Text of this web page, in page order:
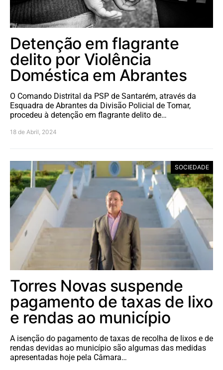
Detenção em flagrante
delito por Violência
Doméstica em Abrantes
O Comando Distrital da PSP de Santarém, através da
Esquadra de Abrantes da Divisão Policial de Tomar,
procedeu à detenção em flagrante delito de…
18 de Abril, 2024
SOCIEDADE
Torres Novas suspende
pagamento de taxas de lixo
e rendas ao município
A isenção do pagamento de taxas de recolha de lixos e de
rendas devidas ao município são algumas das medidas
apresentadas hoje pela Câmara…